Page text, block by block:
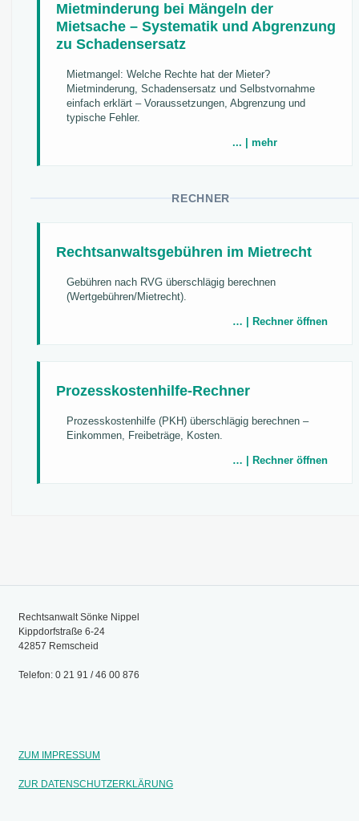
Mietminderung bei Mängeln der
Mietsache – Systematik und Abgrenzung
zu Schadensersatz
Mietmangel: Welche Rechte hat der Mieter?
Mietminderung, Schadensersatz und Selbstvornahme
einfach erklärt – Voraussetzungen, Abgrenzung und
typische Fehler.
... | mehr
RECHNER
Rechtsanwaltsgebühren im Mietrecht
Gebühren nach RVG überschlägig berechnen
(Wertgebühren/Mietrecht).
… | Rechner öffnen
Prozesskostenhilfe-Rechner
Prozesskostenhilfe (PKH) überschlägig berechnen –
Einkommen, Freibeträge, Kosten.
… | Rechner öffnen
Rechtsanwalt Sönke Nippel
Kippdorfstraße 6-24
42857 Remscheid
Telefon: 0 21 91 / 46 00 876
ZUM IMPRESSUM
ZUR DATENSCHUTZERKLÄRUNG